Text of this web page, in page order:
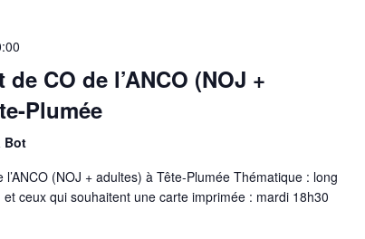
CO de l’ANCO (NOJ +
Plumée
Bot
(NOJ + adultes) à Tête-Plumée Thématique : long
et ceux qui souhaitent une carte imprimée : mardi 18h30